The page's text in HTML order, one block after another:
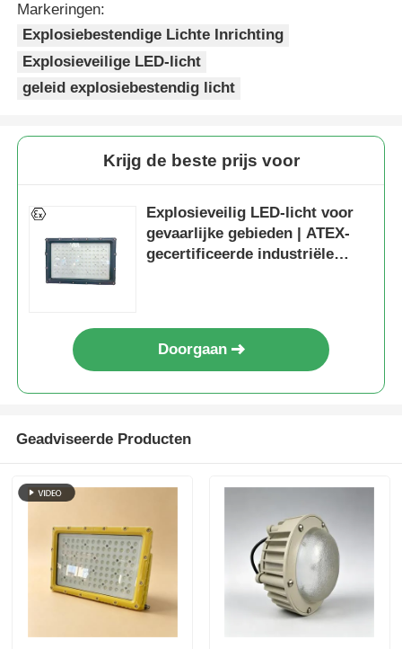
Markeringen:
Explosiebestendige Lichte Inrichting
Explosieveilige LED-licht
geleid explosiebestendig licht
Krijg de beste prijs voor
Explosieveilig LED-licht voor
gevaarlijke gebieden | ATEX-
gecertificeerde industriële
Doorgaan
Geadviseerde Producten